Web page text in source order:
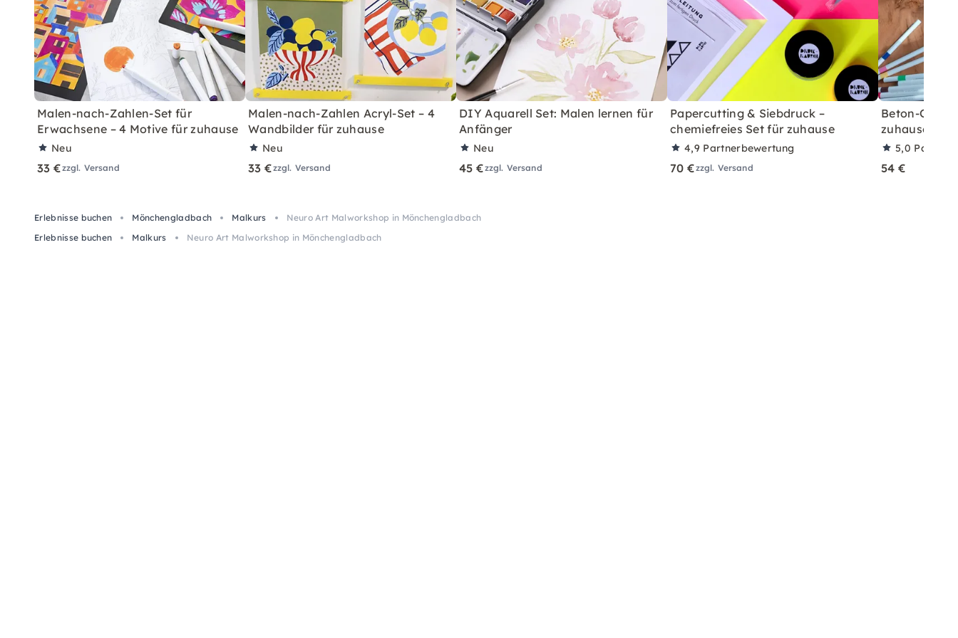
Malen-nach-Zahlen-Set für
Erwachsene – 4 Motive für zuhause
Neu
33 €zzgl. Versand
Malen-nach-Zahlen Acryl-Set – 4
Wandbilder für zuhause
Neu
33 €zzgl. Versand
DIY Aquarell Set: Malen lernen für
Anfänger
Neu
45 €zzgl. Versand
Papercutting & Siebdruck –
chemiefreies Set für zuhause
4,9 Partnerbewertung
70 €zzgl. Versand
Beton-
zuhause mit
5,0
54 €
Erlebnisse buchen Mönchengladbach Malkurs
Neuro Art Malworkshop in Mönchengladbach
Erlebnisse buchen
Malkurs Neuro Art Malworkshop in Mönchengladbach